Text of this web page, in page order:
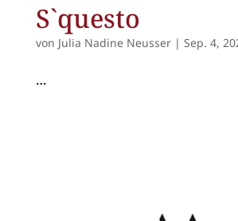
S`questo
von Julia Nadine Neusser| Sep. 4,
…